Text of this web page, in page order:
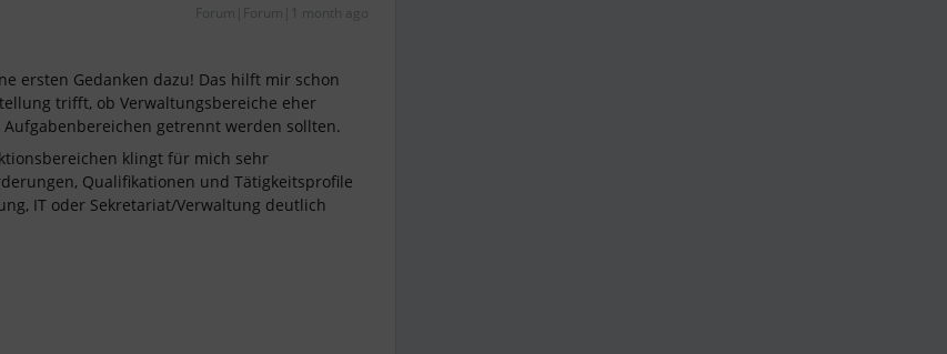
Forum|Forum|1 month ago
ersten Gedanken dazu! Das hilft mir schon
trifft, ob Verwaltungsbereiche eher
getrennt werden sollten.
klingt für mich sehr
Qualifikationen und Tätigkeitsprofile
IT oder Sekretariat/Verwaltung deutlich